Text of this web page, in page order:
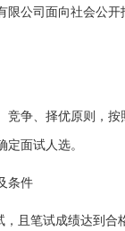
限公司面向社会公
争、择优原则，按
定面试人选。
条件
笔试成绩达到合格